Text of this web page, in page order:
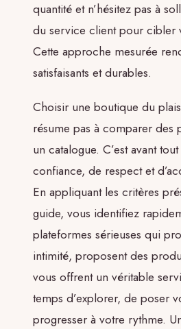
quantité et n’hésitez pas à
du service client pour cibler
Cette approche mesurée
satisfaisants et durables.
Choisir une boutique du
résume pas à comparer des
un catalogue. C’est avant
confiance, de respect et
En appliquant les critères
guide, vous identifiez
plateformes sérieuses qui
intimité, proposent des
vous offrent un véritable
temps d’explorer, de poser
progresser à votre rythme.